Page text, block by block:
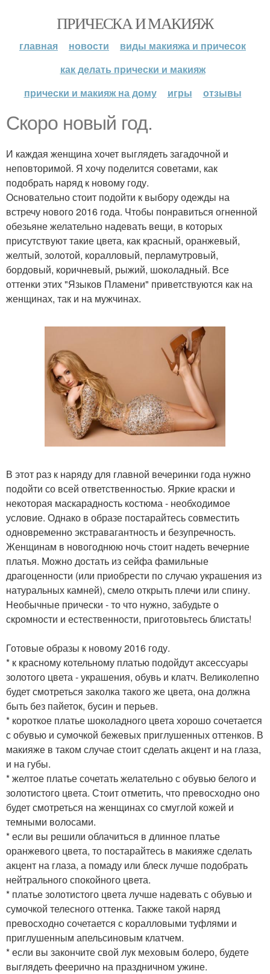
ПРИЧЕСКА И МАКИЯЖ
главная новости
виды макияжа и причесок
как делать прически и макияж
прически и макияж на дому
игры отзывы
Скоро новый год.
И каждая женщина хочет выглядеть загадочной и
неповторимой. Я хочу поделится советами, как
подобрать наряд к новому году.
Основательно стоит подойти к выбору одежды на
встречу нового 2016 года. Чтобы понравиться огненной
обезьяне желательно надевать вещи, в которых
присутствуют такие цвета, как красный, оранжевый,
желтый, золотой, коралловый, перламутровый,
бордовый, коричневый, рыжий, шоколадный. Все
оттенки этих "Языков Пламени" приветствуются как на
женщинах, так и на мужчинах.
В этот раз к наряду для главной вечеринки года нужно
подойти со всей ответственностью. Яркие краски и
некоторая маскарадность костюма - необходимое
условие. Однако в образе постарайтесь совместить
одновременно экстравагантность и безупречность.
Женщинам в новогоднюю ночь стоит надеть вечерние
платья. Можно достать из сейфа фамильные
драгоценности (или приобрести по случаю украшения из
натуральных камней), смело открыть плечи или спину.
Необычные прически - то что нужно, забудьте о
скромности и естественности, приготовьтесь блистать!
Готовые образы к новому 2016 году.
* к красному котельному платью подойдут аксессуары
золотого цвета - украшения, обувь и клатч. Великолепно
будет смотреться заколка такого же цвета, она должна
быть без пайеток, бусин и перьев.
* короткое платье шоколадного цвета хорошо сочетается
с обувью и сумочкой бежевых приглушенных оттенков. В
макияже в таком случае стоит сделать акцент и на глаза,
и на губы.
* желтое платье сочетать желательно с обувью белого и
золотистого цвета. Стоит отметить, что превосходно оно
будет смотреться на женщинах со смуглой кожей и
темными волосами.
* если вы решили облачиться в длинное платье
оранжевого цвета, то постарайтесь в макияже сделать
акцент на глаза, а помаду или блеск лучше подобрать
нейтрального спокойного цвета.
* платье золотистого цвета лучше надевать с обувью и
сумочкой телесного оттенка. Также такой наряд
превосходно сочетается с коралловыми туфлями и
приглушенным апельсиновым клатчем.
* если вы закончите свой лук меховым болеро, будете
выглядеть феерично на праздничном ужине.